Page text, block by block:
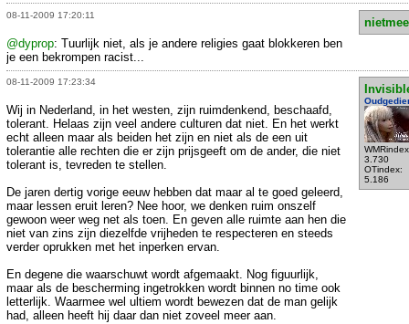
08-11-2009 17:20:11
@dyprop: Tuurlijk niet, als je andere religies gaat blokkeren ben
je een bekrompen racist...
08-11-2009 17:23:34
3.730
OTindex:
5.186
Wij in Nederland, in het westen, zijn ruimdenkend, beschaafd,
tolerant. Helaas zijn veel andere culturen dat niet. En het werkt
echt alleen maar als beiden het zijn en niet als de een uit
tolerantie alle rechten die er zijn prijsgeeft om de ander, die niet
tolerant is, tevreden te stellen.
De jaren dertig vorige eeuw hebben dat maar al te goed geleerd,
maar lessen eruit leren? Nee hoor, we denken ruim onszelf
gewoon weer weg net als toen. En geven alle ruimte aan hen die
niet van zins zijn diezelfde vrijheden te respecteren en steeds
verder oprukken met het inperken ervan.
En degene die waarschuwt wordt afgemaakt. Nog figuurlijk,
maar als de bescherming ingetrokken wordt binnen no time ook
letterlijk. Waarmee wel ultiem wordt bewezen dat de man gelijk
had, alleen heeft hij daar dan niet zoveel meer aan.